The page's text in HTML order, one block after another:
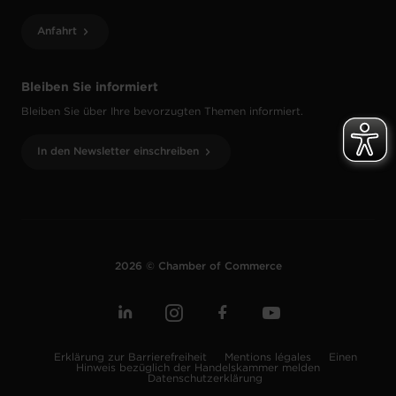
Bleiben Sie informiert
Bleiben Sie über Ihre bevorzugten Themen informiert.
In den Newsletter einschreiben
Anfahrt
2026 © Chamber of Commerce
Erklärung zur Barrierefreiheit Mentions légales
Einen
Hinweis bezüglich der Handelskammer melden
Datenschutzerklärung